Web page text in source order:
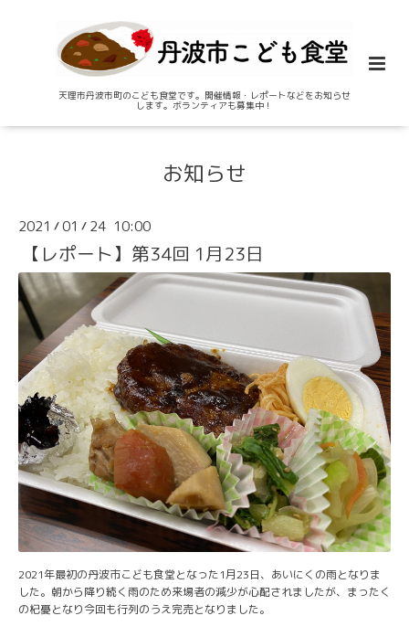
天理市丹波市町のこども食堂です。開催情報・レポートなどをお知らせ
します。ボランティアも募集中！
お知らせ
2021 /01 / 24 10:00
【レポート】第34回 1月23日
2021年最初の丹波市こども食堂となった1月23日、あいにくの雨となりま
した。朝から降り続く雨のため来場者の減少が心配されましたが、まったく
の杞憂となり今回も行列のうえ完売となりました。